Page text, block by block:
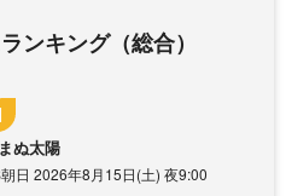
ンキング（総合）
ぬ太陽
日 2026年8月15日(土) 夜9:00